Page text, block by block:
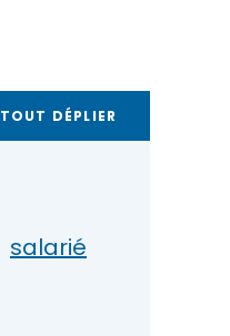
TOUT DÉPLIER
salarié